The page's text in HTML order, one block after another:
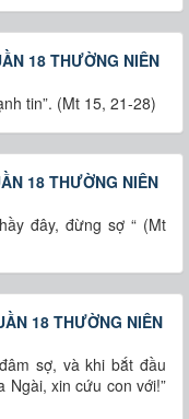
18 THƯỜNG NIÊN
tin”. (Mt 15, 21-28)
18 THƯỜNG NIÊN
đây, đừng sợ “ (Mt
18 THƯỜNG NIÊN
sợ, và khi bắt đầu
Ngài, xin cứu con với!”